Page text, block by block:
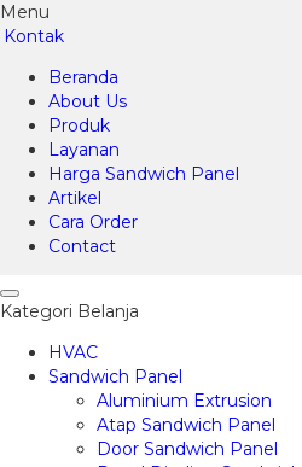
Menu
Kontak
Beranda
About Us
Produk
Layanan
Harga Sandwich Panel
Artikel
Cara Order
Contact
Kategori Belanja
HVAC
Sandwich Panel
Aluminium Extrusion
Atap Sandwich Panel
Door Sandwich Panel